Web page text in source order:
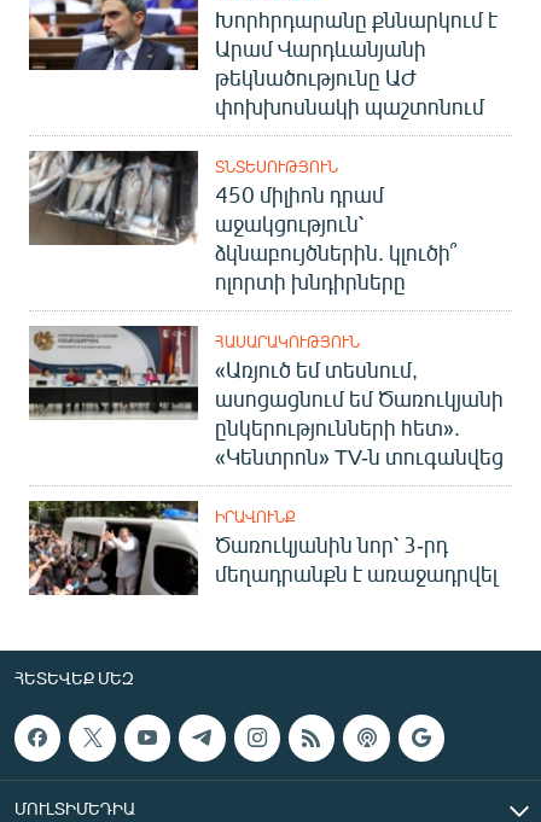
Խորհրդարանը քննարկում է
Արամ Վարդևանյանի
թեկնածությունը ԱԺ
փոխխոսնակի պաշտոնում
ՏՆՏԵՍՈՒԹՅՈՒՆ
450 միլիոն դրամ
աջակցություն՝
ձկնաբույծներին. կլուծի՞
ոլորտի խնդիրները
ՀԱՍԱՐԱԿՈՒԹՅՈՒՆ
«Առյուծ եմ տեսնում,
ասոցացնում եմ Ծառուկյանի
ընկերությունների հետ».
«Կենտրոն» TV-ն տուգանվեց
ԻՐԱՎՈՒՆՔ
Ծառուկյանին նոր՝ 3-րդ
մեղադրանքն է առաջադրվել
ՀԵՏԵՎԵՔ ՄԵԶ
ՄՈՒԼՏԻՄԵԴԻԱ